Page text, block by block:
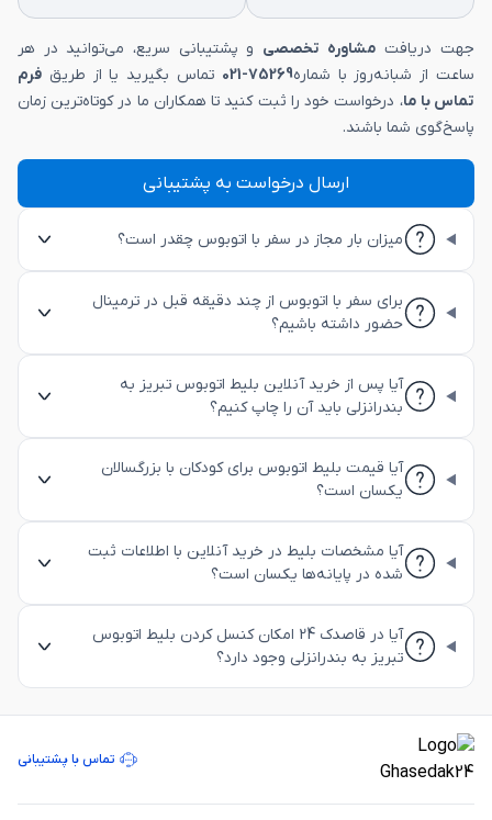
جهت دریافت مشاوره تخصصی و پشتیبانی سریع، می‌توانید در هر
ساعت از شبانه‌روز با شماره75269-021 تماس بگیرید یا از طریق فرم
تماس با ما، درخواست خود را ثبت کنید تا همکاران ما در کوتاه‌ترین زمان
پاسخ‌گوی شما باشند.
ارسال درخواست به پشتیبانی
میزان بار مجاز در سفر با اتوبوس چقدر است؟
برای سفر با اتوبوس از چند دقیقه قبل در ترمینال
حضور داشته باشیم؟
آیا پس از خرید آنلاین بلیط اتوبوس تبریز به
بندرانزلی باید آن را چاپ کنیم؟
آیا قیمت بلیط اتوبوس برای کودکان با بزرگسالان
یکسان است؟
آیا مشخصات بلیط در خرید آنلاین با اطلاعات ثبت
شده در پایانه‌ها یکسان است؟
آیا در قاصدک 24 امکان کنسل کردن بلیط اتوبوس
تبریز به بندرانزلی وجود دارد؟
تماس با پشتیبانی